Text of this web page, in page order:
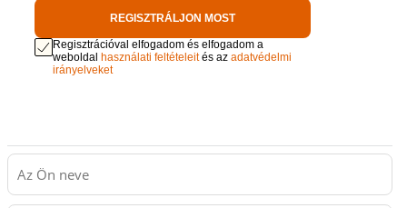
REGISZTRÁLJON MOST
Regisztrációval elfogadom és elfogadom a
weboldal használati feltételeités azadatvédelmi
irányelveket